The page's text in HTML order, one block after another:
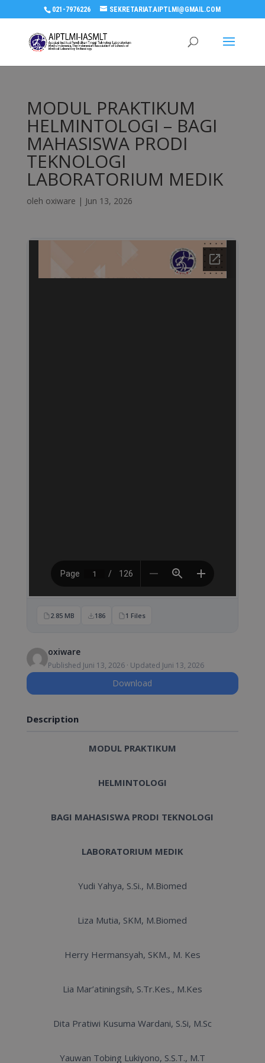
021-7976226 SEKRETARIAT.AIPTLMI@GMAIL.COM
MODUL PRAKTIKUM
HELMINTOLOGI – BAGI
MAHASISWA PRODI
TEKNOLOGI
LABORATORIUM MEDIK
oleh oxiware | Jun 13, 2026
2.85 MB 186 1 Files
oxiware
Published Juni 13, 2026 · Updated Juni 13, 2026
Download
Description
MODUL PRAKTIKUM
HELMINTOLOGI
BAGI MAHASISWA PRODI TEKNOLOGI
LABORATORIUM MEDIK
Yudi Yahya, S.Si., M.Biomed
Liza Mutia, SKM, M.Biomed
Herry Hermansyah, SKM., M. Kes
Lia Mar’atiningsih, S.Tr.Kes., M.Kes
Dita Pratiwi Kusuma Wardani, S.Si, M.Sc
Yauwan Tobing Lukiyono, S.S.T., M.T